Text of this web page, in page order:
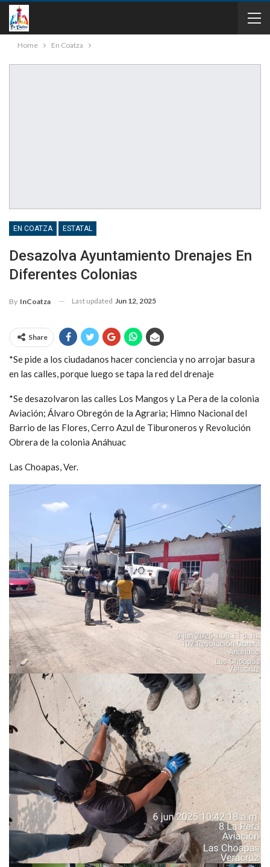
Home En Coatza
EN COATZA ESTATAL
Desazolva Ayuntamiento Drenajes En
Diferentes Colonias
By InCoatza Last updated Jun 12, 2025
Share
*Se pide a los ciudadanos hacer conciencia y no arrojar basura
en las calles, porque luego se tapa la red del drenaje
*Se desazolvaron las calles Los Mangos y La Pera de la colonia
Aviación; Álvaro Obregón de la Agraria; Himno Nacional del
Barrio de las Flores, Cerro Azul de Tiburoneros y Revolución
Obrera de la colonia Anáhuac
Las Choapas, Ver.